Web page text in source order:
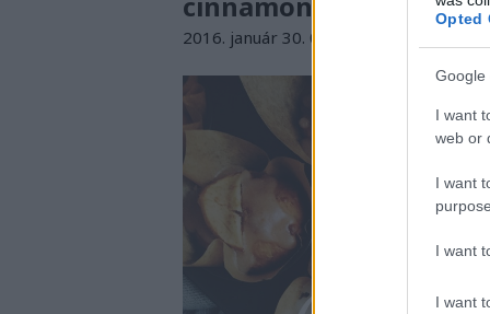
Opted
Google
I want
web or
I want
I want
I want
2016. január 30. 09:10